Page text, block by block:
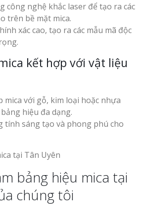
công nghệ khắc laser để tạo ra các
trên bề mặt mica.
xác cao, tạo ra các mẫu mã độc
kết hợp với vật liệu
mica với gỗ, kim loại hoặc nhựa
hiệu đa dạng.
tính sáng tạo và phong phú cho
bảng hiệu mica tại
chúng tôi